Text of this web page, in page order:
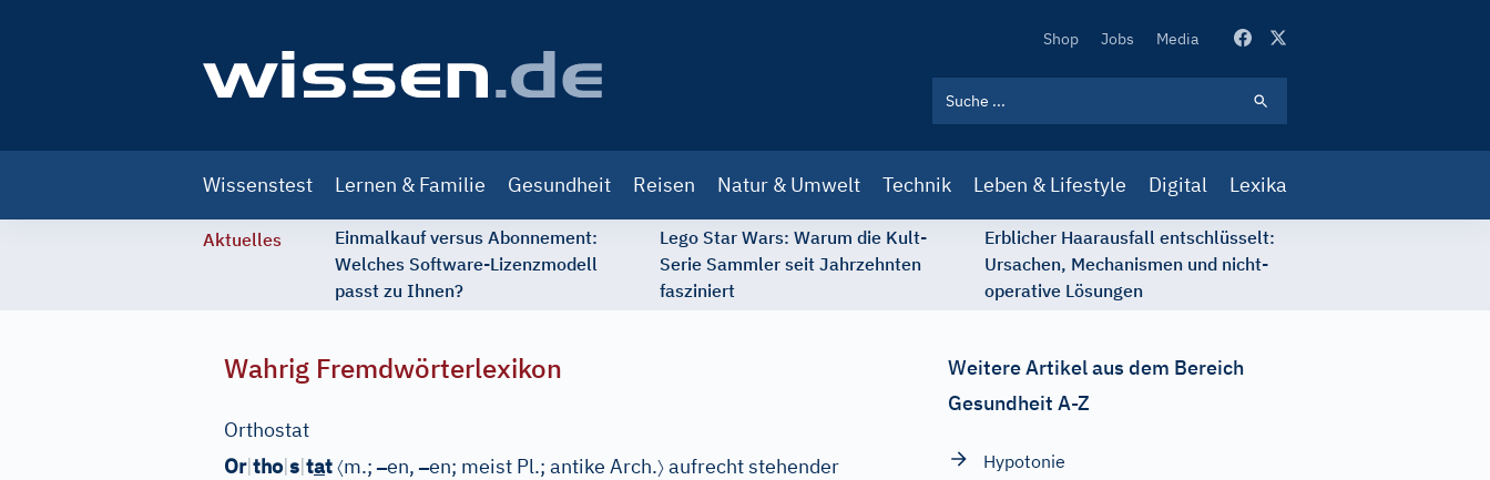
Secondary
Shop Jobs Media
navigation
Wissenstest Lernen & Familie Gesundheit Reisen Natur & Umwelt Technik Leben & Lifestyle Digital Lexika
Aktuelles
Einmalkauf versus Abonnement:
Welches Software-Lizenzmodell
passt zu Ihnen?
Lego Star Wars: Warum die Kult-
Serie Sammler seit Jahrzehnten
fasziniert
Erblicher Haarausfall entschlüsselt:
Ursachen, Mechanismen und nicht-
operative Lösungen
Wahrig Fremdwörterlexikon
Orthostat
Or|tho|s|tat〈m.;–en,–en; meist Pl.; antike Arch.〉aufrecht stehender
Weitere Artikel aus dem Bereich
Gesundheit A-Z
Hypotonie